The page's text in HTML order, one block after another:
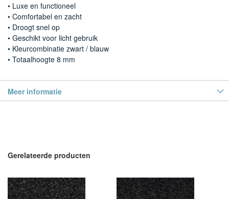
• Luxe en functioneel
• Comfortabel en zacht
• Droogt snel op
• Geschikt voor licht gebruik
• Kleurcombinatie zwart / blauw
• Totaalhoogte 8 mm
Meer informatie
Gerelateerde producten